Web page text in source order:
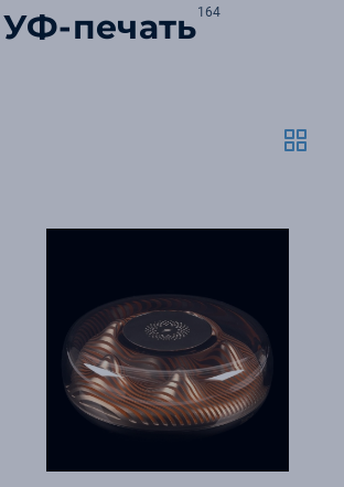
печать164